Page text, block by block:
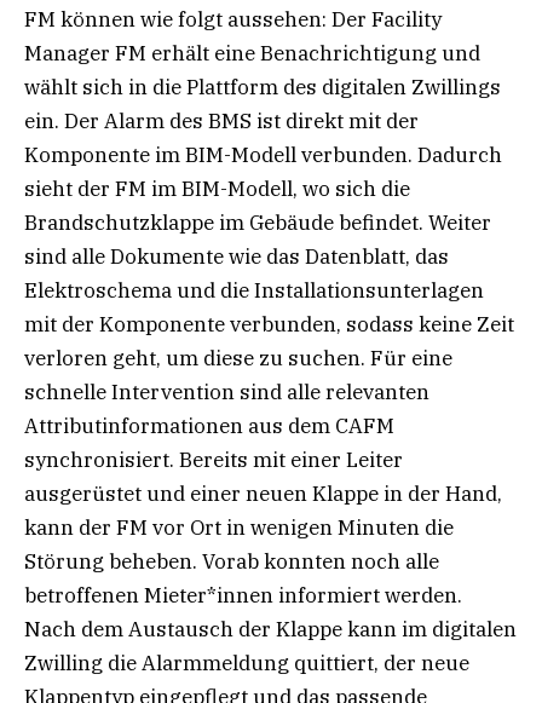
FM können wie folgt aussehen: Der Facility
Manager FM erhält eine Benachrichtigung und
wählt sich in die Plattform des digitalen Zwillings
ein. Der Alarm des BMS ist direkt mit der
Komponente im BIM-Modell verbunden. Dadurch
sieht der FM im BIM-Modell, wo sich die
Brandschutzklappe im Gebäude befindet. Weiter
sind alle Dokumente wie das Datenblatt, das
Elektroschema und die Installationsunterlagen
mit der Komponente verbunden, sodass keine Zeit
verloren geht, um diese zu suchen. Für eine
schnelle Intervention sind alle relevanten
Attributinformationen aus dem CAFM
synchronisiert. Bereits mit einer Leiter
ausgerüstet und einer neuen Klappe in der Hand,
kann der FM vor Ort in wenigen Minuten die
Störung beheben. Vorab konnten noch alle
betroffenen Mieter*innen informiert werden.
Nach dem Austausch der Klappe kann im digitalen
Zwilling die Alarmmeldung quittiert, der neue
Klappentyp eingepflegt und das passende